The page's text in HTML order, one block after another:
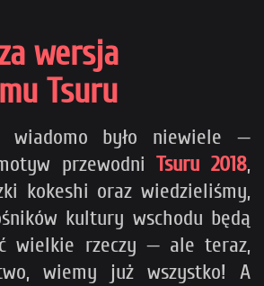
wersja
Tsuru
wiadomo było niewiele —
przewodniTsuru 2018,
kokeshi oraz wiedzieliśmy,
kultury wschodu będą
wielkie rzeczy — ale teraz,
wiemy już wszystko! A